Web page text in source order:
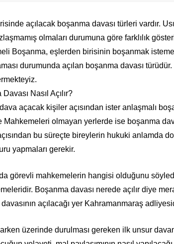
açılacak boşanma davası türleri vardır.
olmaları durumuna göre farklılık
Boşanma, eşlerden birisinin boşanmak
durumunda açılan boşanma davası
Nasıl Açılır?
açacak kişiler açısından ister anlaşmalı
Mahkemeleri olmayan yerlerde ise boşanma
bu süreçte bireylerin hukuki anlamda
yapmaları gerekir.
görevli mahkemelerin hangisi olduğunu
Boşanma davası nerede açılır diye